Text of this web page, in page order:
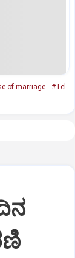
of marriage
#Tel